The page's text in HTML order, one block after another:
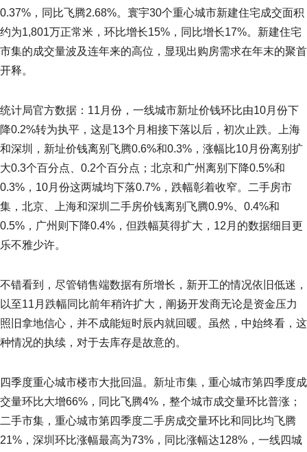
0.37%，同比飞腾2.68%。寰宇30个重心城市新建住宅成交面积
约为1,801万正常米，环比增长15%，同比增长17%。新建住宅
市集的成交量波及连年来的高位，显现出购房需求在年末的聚首
开释。
统计局官方数据：11月份，一线城市新址价钱环比由10月份下
降0.2%转为执平，这是13个月相接下落以后，初次止跌。上海
和深圳，新址价钱离别飞腾0.6%和0.3%，涨幅比10月份离别扩
大0.3个百分点、0.2个百分点；北京和广州离别下降0.5%和
0.3%，10月份这两城均下落0.7%，跌幅彰着收窄。二手房市
集，北京、上海和深圳二手房价钱离别飞腾0.9%、0.4%和
0.5%，广州则下降0.4%，但跌幅莫得扩大，12月的数据细目更
乐不雅少许。
不错看到，尽管销售端数据有所增长，新开工的情况依旧低迷，
以至11月跌幅同比前年稍许扩大，阐扬开发商无论是资金压力
照旧拿地信心，并不成能短时辰内就回暖。虽然，中始终看，这
种情况的执续，对于去库存是故意的。
四季度重心城市楼市大批回温。新址市集，重心城市第四季度成
交量环比大增66%，同比飞腾4%，整个城市成交量环比普涨；
二手市集，重心城市第四季度二手房成交量环比和同比均飞腾
21%，深圳环比涨幅最高为73%，同比涨幅达128%，一线四城